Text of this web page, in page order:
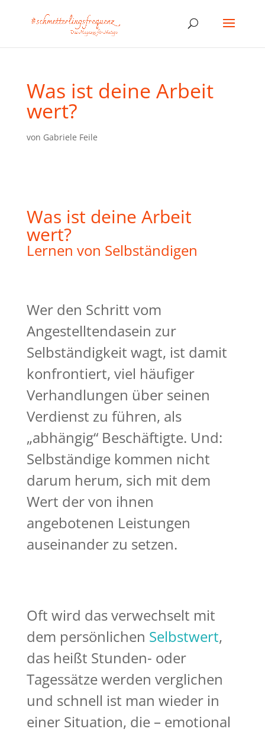
Was ist deine Arbeit
wert?
von Gabriele Feile
Was ist deine Arbeit
wert?
Lernen von Selbständigen
Wer den Schritt vom
Angestelltendasein zur
Selbständigkeit wagt, ist damit
konfrontiert, viel häufiger
Verhandlungen über seinen
Verdienst zu führen, als
„abhängig“ Beschäftigte. Und:
Selbständige kommen nicht
darum herum, sich mit dem
Wert der von ihnen
angebotenen Leistungen
auseinander zu setzen.
Oft wird das verwechselt mit
dem persönlichen Selbstwert,
das heißt Stunden- oder
Tagessätze werden verglichen
und schnell ist man wieder in
einer Situation, die – emotional